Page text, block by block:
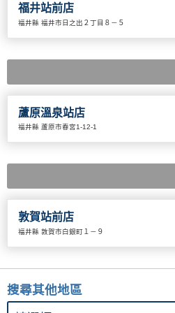
福井站前店
福井縣 福井市日之出２丁目８－５
蘆原溫泉站店
福井縣 蘆原市春宮1-12-1
敦賀站前店
福井縣 敦賀市白銀町１－９
搜尋其他地區